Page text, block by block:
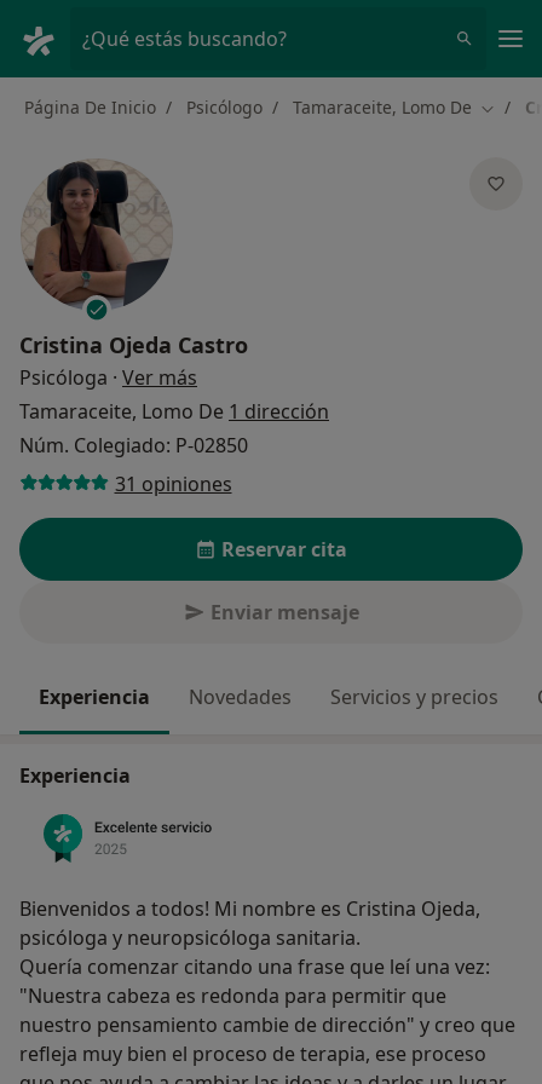
¿Qué estás buscando?
Página De Inicio Psicólogo Tamaraceite, Lomo De
Cristina Ojeda Castro
Psicóloga · Ver más
Tamaraceite, Lomo De 1 dirección
Núm. Colegiado: P-02850
31 opiniones
Reservar cita
Enviar mensaje
Experiencia Novedades Servicios y precios
Experiencia
Bienvenidos a todos! Mi nombre es Cristina Ojeda,
psicóloga y neuropsicóloga sanitaria.
Quería comenzar citando una frase que leí una vez:
"Nuestra cabeza es redonda para permitir que
nuestro pensamiento cambie de dirección" y creo que
refleja muy bien el proceso de terapia, ese proceso